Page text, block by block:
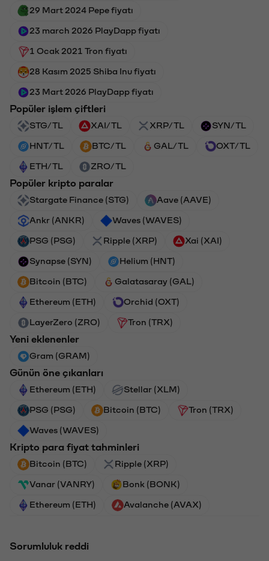
29 Mart 2024 Pepe fiyatı
23 march 2026 PlayDapp fiyatı
1 Ocak 2021 Tron fiyatı
28 Kasım 2025 Shiba Inu fiyatı
23 Mart 2026 PlayDapp fiyatı
Popüler işlem çiftleri
STG/TL XAI/TL XRP/TL SYN/TL
HNT/TL BTC/TL GAL/TL OXT/TL
ETH/TL ZRO/TL
Popüler kripto paralar
Stargate Finance (STG) Aave (AAVE)
Ankr (ANKR) Waves (WAVES)
PSG (PSG) Ripple (XRP) Xai (XAI)
Synapse (SYN) Helium (HNT)
Bitcoin (BTC) Galatasaray (GAL)
Ethereum (ETH) Orchid (OXT)
LayerZero (ZRO) Tron (TRX)
Yeni eklenenler
Gram (GRAM)
Günün öne çıkanları
Ethereum (ETH) Stellar (XLM)
PSG (PSG) Bitcoin (BTC) Tron (TRX)
Waves (WAVES)
Kripto para fiyat tahminleri
Bitcoin (BTC) Ripple (XRP)
Vanar (VANRY) Bonk (BONK)
Ethereum (ETH) Avalanche (AVAX)
Sorumluluk reddi